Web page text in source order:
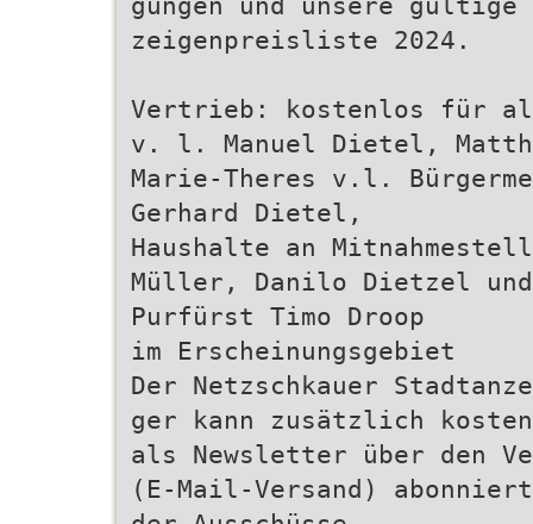
zeigenpreisliste 2024.
Vertrieb: kostenlos für
v. l. Manuel Dietel,
Marie-Theres v.l.
Gerhard Dietel,
Haushalte an
Müller, Danilo Dietzel
Purfürst Timo Droop
im Erscheinungsgebiet
Der Netzschkauer
ger kann zusätzlich
als Newsletter über den
(E-Mail-Versand)